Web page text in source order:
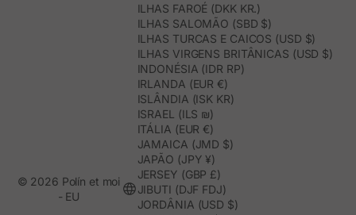
ILHAS FAROÉ (DKK KR.)
ILHAS SALOMÃO (SBD $)
ILHAS TURCAS E CAICOS (USD $)
ILHAS VIRGENS BRITÂNICAS (USD $)
INDONÉSIA (IDR RP)
IRLANDA (EUR €)
ISLÂNDIA (ISK KR)
ISRAEL (ILS ₪)
ITÁLIA (EUR €)
JAMAICA (JMD $)
JAPÃO (JPY ¥)
JERSEY (GBP £)
JIBUTI (DJF FDJ)
JORDÂNIA (USD $)
© 2026 Polín et moi
- EU